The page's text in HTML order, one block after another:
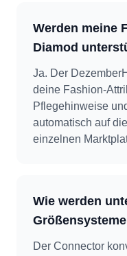
Werden meine
Diamod
Ja. Der
deine Fashion-
Pflegehinweise
automatisch auf
einzelnen
Wie werden
Der Connector